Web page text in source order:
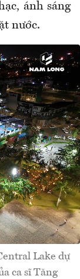
ánh sáng
nước.
Lake dự
ca sĩ Tăng